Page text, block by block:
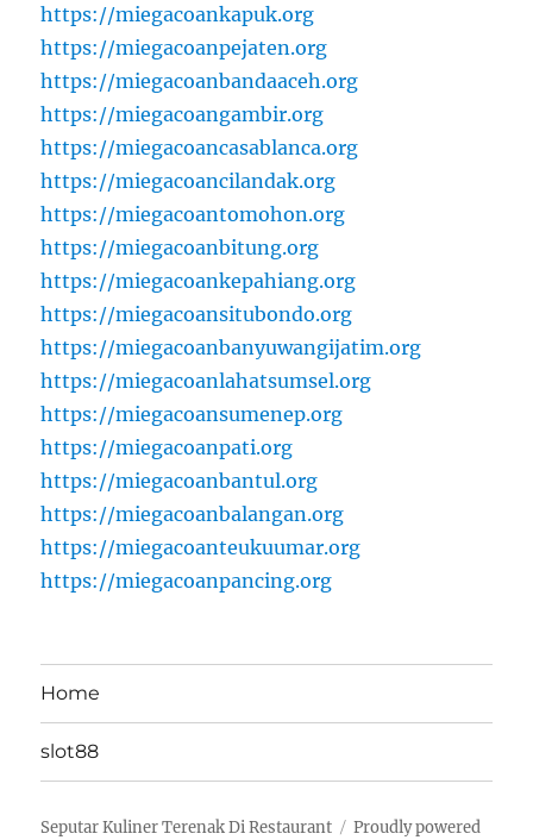
https://miegacoankapuk.org
https://miegacoanpejaten.org
https://miegacoanbandaaceh.org
https://miegacoangambir.org
https://miegacoancasablanca.org
https://miegacoancilandak.org
https://miegacoantomohon.org
https://miegacoanbitung.org
https://miegacoankepahiang.org
https://miegacoansitubondo.org
https://miegacoanbanyuwangijatim.org
https://miegacoanlahatsumsel.org
https://miegacoansumenep.org
https://miegacoanpati.org
https://miegacoanbantul.org
https://miegacoanbalangan.org
https://miegacoanteukuumar.org
https://miegacoanpancing.org
Home
slot88
Seputar Kuliner Terenak Di Restaurant Proudly powered